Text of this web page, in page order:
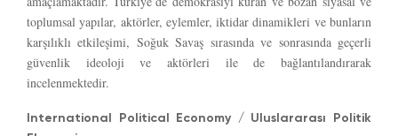
toplumsal yapılar, aktörler, eylemler, iktidar dinamikleri ve bunların
karşılıklı etkileşimi, Soğuk Savaş sırasında ve sonrasında geçerli
güvenlik ideoloji ve aktörleri ile de bağlantılandırarak
incelenmektedir.
International Political Economy / Uluslararası Politik